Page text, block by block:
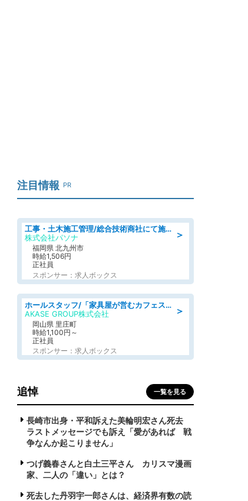
注目情報 PR
＞
工事・土木施工管理/総合技術商社にて施工管理のお仕事/即日勤務可/車通勤可/工事・土木施工管理/生産・品質管理
株式会社パソナ
福岡県 北九州市
時給1,506円
正社員
スポンサー：求人ボックス
＞
ホールスタッフ/「家具屋が営むカフェスタッフ!」週2日～OK!嬉しいまかない付き/岡山県/浅口郡里庄町
AKASE GROUP株式会社
岡山県 里庄町
時給1,100円～
正社員
スポンサー：求人ボックス
追悼 一覧を見る
長崎市出身・平和訴えた美輪明宏さん死去
ラストメッセージでも訴え「愛があれば 戦
争なんか起こりません」
つげ義春さんと白土三平さん カリスマ漫画
家、二人の「違い」とは？
死去した丹羽宇一郎さんは、経済界有数の読